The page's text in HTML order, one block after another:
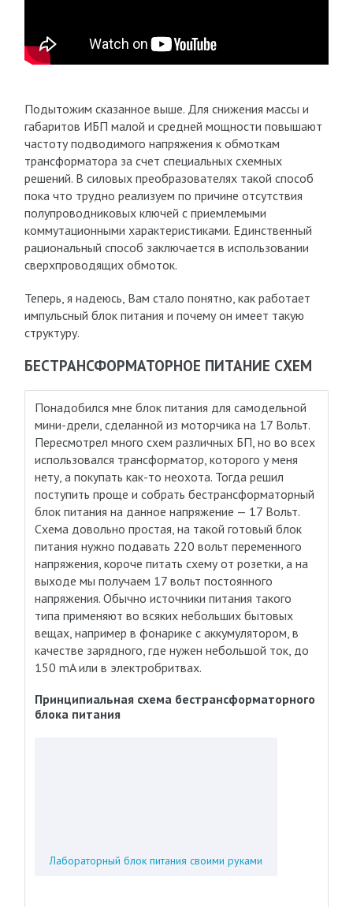
Подытожим сказанное выше. Для снижения массы и
габаритов ИБП малой и средней мощности повышают
частоту подводимого напряжения к обмоткам
трансформатора за счет специальных схемных
решений. В силовых преобразователях такой способ
пока что трудно реализуем по причине отсутствия
полупроводниковых ключей с приемлемыми
коммутационными характеристиками. Единственный
рациональный способ заключается в использовании
сверхпроводящих обмоток.
Теперь, я надеюсь, Вам стало понятно, как работает
импульсный блок питания и почему он имеет такую
структуру.
БЕСТРАНСФОРМАТОРНОЕ ПИТАНИЕ СХЕМ
Понадобился мне блок питания для самодельной
мини-дрели, сделанной из моторчика на 17 Вольт.
Пересмотрел много схем различных БП, но во всех
использовался трансформатор, которого у меня
нету, а покупать как-то неохота. Тогда решил
поступить проще и собрать бестрансформаторный
блок питания на данное напряжение — 17 Вольт.
Схема довольно простая, на такой готовый блок
питания нужно подавать 220 вольт переменного
напряжения, короче питать схему от розетки, а на
выходе мы получаем 17 вольт постоянного
напряжения. Обычно источники питания такого
типа применяют во всяких небольших бытовых
вещах, например в фонарике с аккумулятором, в
качестве зарядного, где нужен небольшой ток, до
150 mA или в электробритвах.
Принципиальная схема бестрансформаторного
блока питания
Лабораторный блок питания своими руками